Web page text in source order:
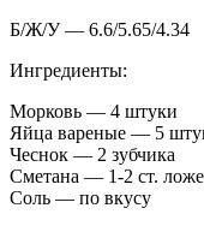
Б/Ж/У — 6.6/5.65/4.34
Ингредиенты:
Морковь — 4 штуки
Яйца вареные — 5
Чеснок — 2 зубчика
Сметана — 1-2 ст.
Соль — по вкусу